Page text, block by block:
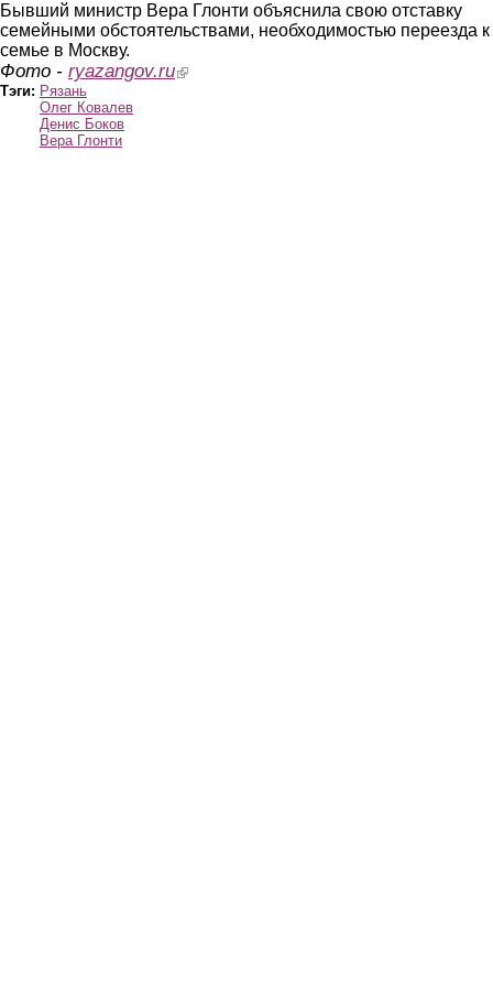
Бывший министр Вера Глонти объяснила свою отставку
семейными обстоятельствами, необходимостью переезда к
семье в Москву.
Фото - ryazangov.ru(link is external)
Тэги: Рязань
Олег Ковалев
Денис Боков
Вера Глонти